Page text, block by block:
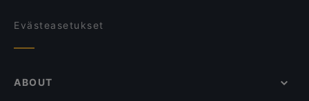
Evästeasetukset
ABOUT